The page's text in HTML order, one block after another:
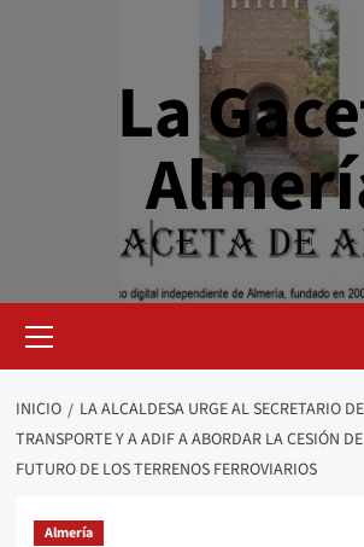
La
primario
INICIO
LA ALCALDESA URGE AL SECRETARIO
TRANSPORTE Y A ADIF A ABORDAR LA CESIÓN
FUTURO DE LOS TERRENOS FERROVIARIOS
Almería